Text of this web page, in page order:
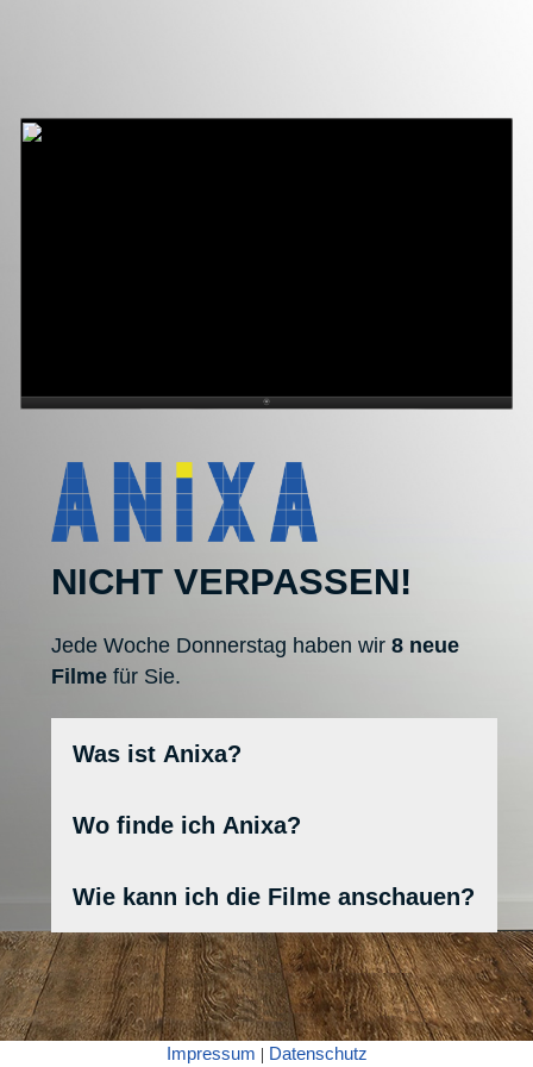
NICHT VERPASSEN!
Jede Woche Donnerstag haben wir8 neue
Filme für Sie.
Was ist Anixa?
Wo finde ich Anixa?
Anixe+.
Wie kann ich die Filme anschauen?
Wenn Sie den Anixa Banner sehen,
drücken Sie den gelben Knopf auf der
Fernbedienung oder über unsere
Mediathek.
Impressum | Datenschutz